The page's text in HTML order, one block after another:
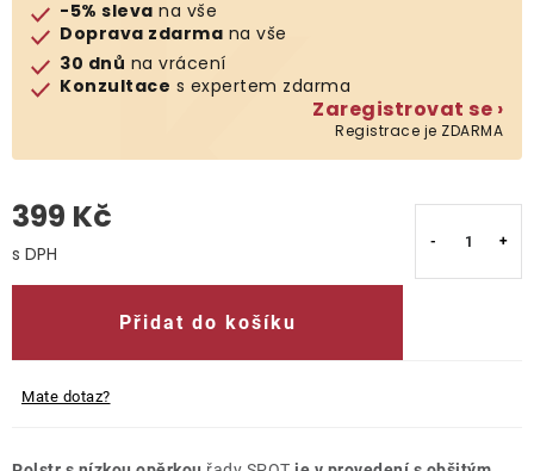
Klub výhod
-5% sleva na vše
Doprava zdarma na vše
30 dnů na vrácení
Konzultace s expertem zdarma
Zaregistrovat se ›
Registrace je ZDARMA
399 Kč
Přidat do košíku
Mate dotaz?